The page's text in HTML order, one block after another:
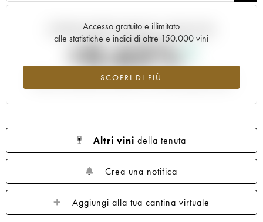
Accesso gratuito e illimitato
alle statistiche e indici di oltre 150.000 vini
SCOPRI DI PIÙ
Andamento della quotazione in tempo reale
+0.65%
Valore in aumento per l'annata 2011 nel 2026 rispetto al 2025
Altri vini della tenuta
Crea una notifica
Aggiungi alla tua cantina virtuale